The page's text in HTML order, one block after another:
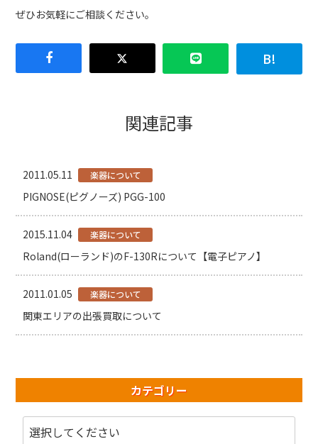
ぜひお気軽にご相談ください。
関連記事
2011.05.11 楽器について
PIGNOSE(ピグノーズ) PGG-100
2015.11.04 楽器について
Roland(ローランド)のF-130Rについて【電子ピアノ】
2011.01.05 楽器について
関東エリアの出張買取について
カテゴリー